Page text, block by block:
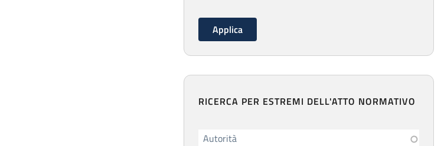
RICERCA PER ESTREMI DELL'ATTO NORMATIVO
Autorità